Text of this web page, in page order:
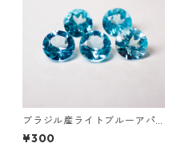
ブラジル産ライトブルーアパ
タイト ラウンドカットルース
直径3.5mm 前後
¥300